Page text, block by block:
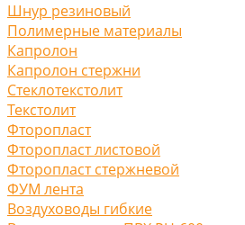
Шнур резиновый
Полимерные материалы
Капролон
Капролон стержни
Стеклотекстолит
Текстолит
Фторопласт
Фторопласт листовой
Фторопласт стержневой
ФУМ лента
Воздуховоды гибкие